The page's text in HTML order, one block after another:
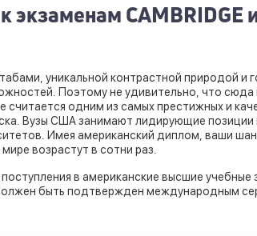
экзаменам CAMBRIDGE
уникальной контрастной природой и
Поэтому не удивительно, что сюда
считается одним из самых престижных и
Вузы США занимают лидирующие
Имея американский диплом, ваши
возрастут в сотни раз.
в американские высшие учебные
быть подтвержден международным